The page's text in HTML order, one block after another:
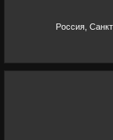
Россия,